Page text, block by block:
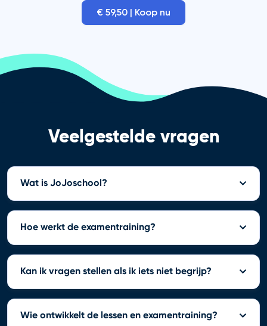
€ 59,50 | Koop nu
Veelgestelde vragen
Wat is JoJoschool?
Hoe werkt de examentraining?
Kan ik vragen stellen als ik iets niet begrijp?
Wie ontwikkelt de lessen en examentraining?